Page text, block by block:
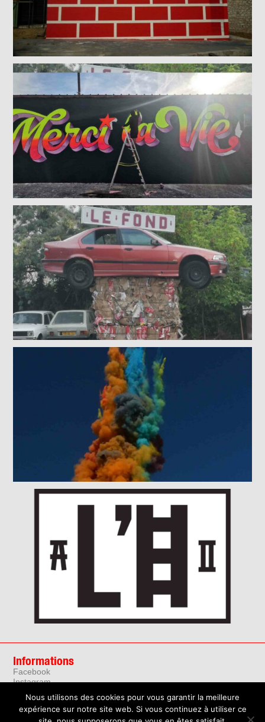
Informations
Facebook
Instagram
YouTube
Contact :
assoalechelle@gmail.com
Nous utilisons des cookies pour vous garantir la meilleure
expérience sur notre site web. Si vous continuez à utiliser ce